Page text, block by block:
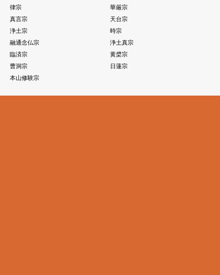
律宗
華厳宗
真言宗
天台宗
浄土宗
時宗
融通念仏宗
浄土真宗
臨済宗
黄檗宗
曹洞宗
日蓮宗
本山修験宗